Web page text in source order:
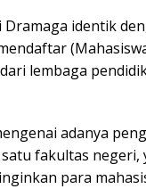
Dramaga identik
lembaga
adanya
fakultas negeri,
para